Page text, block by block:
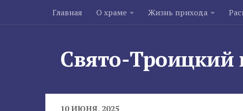
Skip to content
Главная О храме Жизнь прихода
Свято-Троицкий
10 ИЮНЯ, 2025